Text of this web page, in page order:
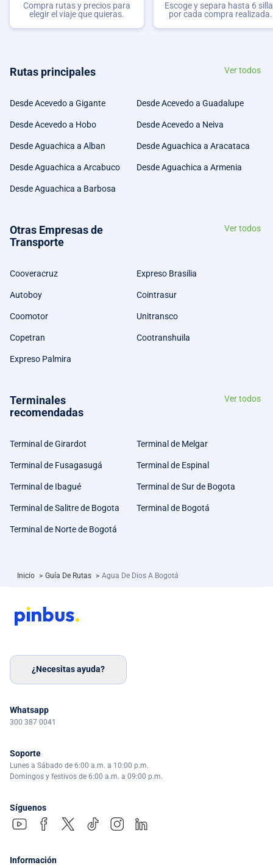
Compra rutas y precios para
elegir el viaje que quieras.
Escoge y separa hasta 6
por cada compra realizada.
Rutas principales Ver todos
Desde Acevedo a Gigante Desde Acevedo a Guadalupe
Desde Acevedo a Hobo Desde Acevedo a Neiva
Desde Aguachica a Alban Desde Aguachica a Aracataca
Desde Aguachica a Arcabuco Desde Aguachica a Armenia
Desde Aguachica a Barbosa
Otras Empresas de
Transporte
Ver todos
Cooveracruz Expreso Brasilia
Autoboy Cointrasur
Coomotor Unitransco
Copetran Cootranshuila
Expreso Palmira
Terminales
recomendadas
Ver todos
Terminal de Girardot Terminal de Melgar
Terminal de Fusagasugá Terminal de Espinal
Terminal de Ibagué Terminal de Sur de Bogota
Terminal de Salitre de Bogota Terminal de Bogotá
Terminal de Norte de Bogotá
Inicio > Guía De Rutas > Agua De Dios A Bogotá
¿Necesitas ayuda?
Whatsapp
300 387 0041
Soporte
Lunes a Sábado de 6:00 a.m. a 10:00 p.m.
Domingos y festivos de 6:00 a.m. a 09:00 p.m.
Síguenos
Información